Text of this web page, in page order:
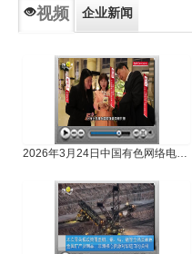
视频 企业新闻
2026年3月24日中国有色网络电视新闻